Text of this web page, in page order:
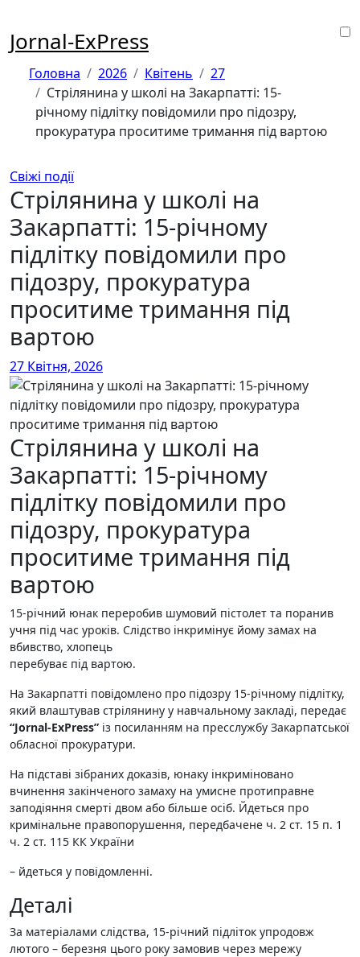
контенту
Jornal-ExPress
Головна 2026 Квітень
27
Стрілянина у школі на Закарпатті: 15-
річному підлітку повідомили про підозру,
прокуратура проситиме тримання під вартою
Свіжі події
Стрілянина у школі на
Закарпатті: 15-річному
підлітку повідомили про
підозру, прокуратура
проситиме тримання під
вартою
27 Квітня, 2026
Стрілянина у школі на
Закарпатті: 15-річному
підлітку повідомили про
підозру, прокуратура
проситиме тримання під
вартою
15-річний юнак переробив шумовий пістолет та поранив
учня під час уроків. Слідство інкримінує йому замах на
вбивство, хлопець
перебуває під вартою.
На Закарпатті повідомлено про підозру 15-річному підлітку,
який влаштував стрілянину у навчальному закладі, передає
“Jornal-ExPress” із посиланням на пресслужбу Закарпатської
обласної прокуратури.
На підставі зібраних доказів, юнаку інкриміновано
вчинення закінченого замаху на умисне протиправне
заподіяння смерті двом або більше осіб. Йдеться про
кримінальне правопорушення, передбачене ч. 2 ст. 15 п. 1
ч. 2 ст. 115 КК України
– йдеться у повідомленні.
Деталі
За матеріалами слідства, 15-річний підліток упродовж
лютого – березня цього року замовив через мережу